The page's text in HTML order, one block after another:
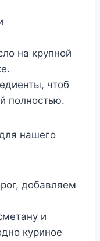
на крупной
чтоб
полностью.
нашего
добавляем
и
куриное